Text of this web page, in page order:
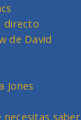
directo
de David
Jones
saber